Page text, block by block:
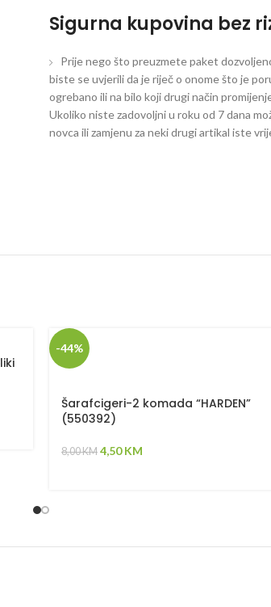
Sigurna kupovina bez
Prije nego što preuzmete paket
biste se uvjerili da je riječ o onome što je
ogrebano ili na bilo koji drugi način
Ukoliko niste zadovoljni u roku od 7 dana
novca ili zamjenu za neki drugi artikal iste
-44%
Šarafcigeri-2 komada “HARDEN”
(550392)
8,00KM 4,50KM